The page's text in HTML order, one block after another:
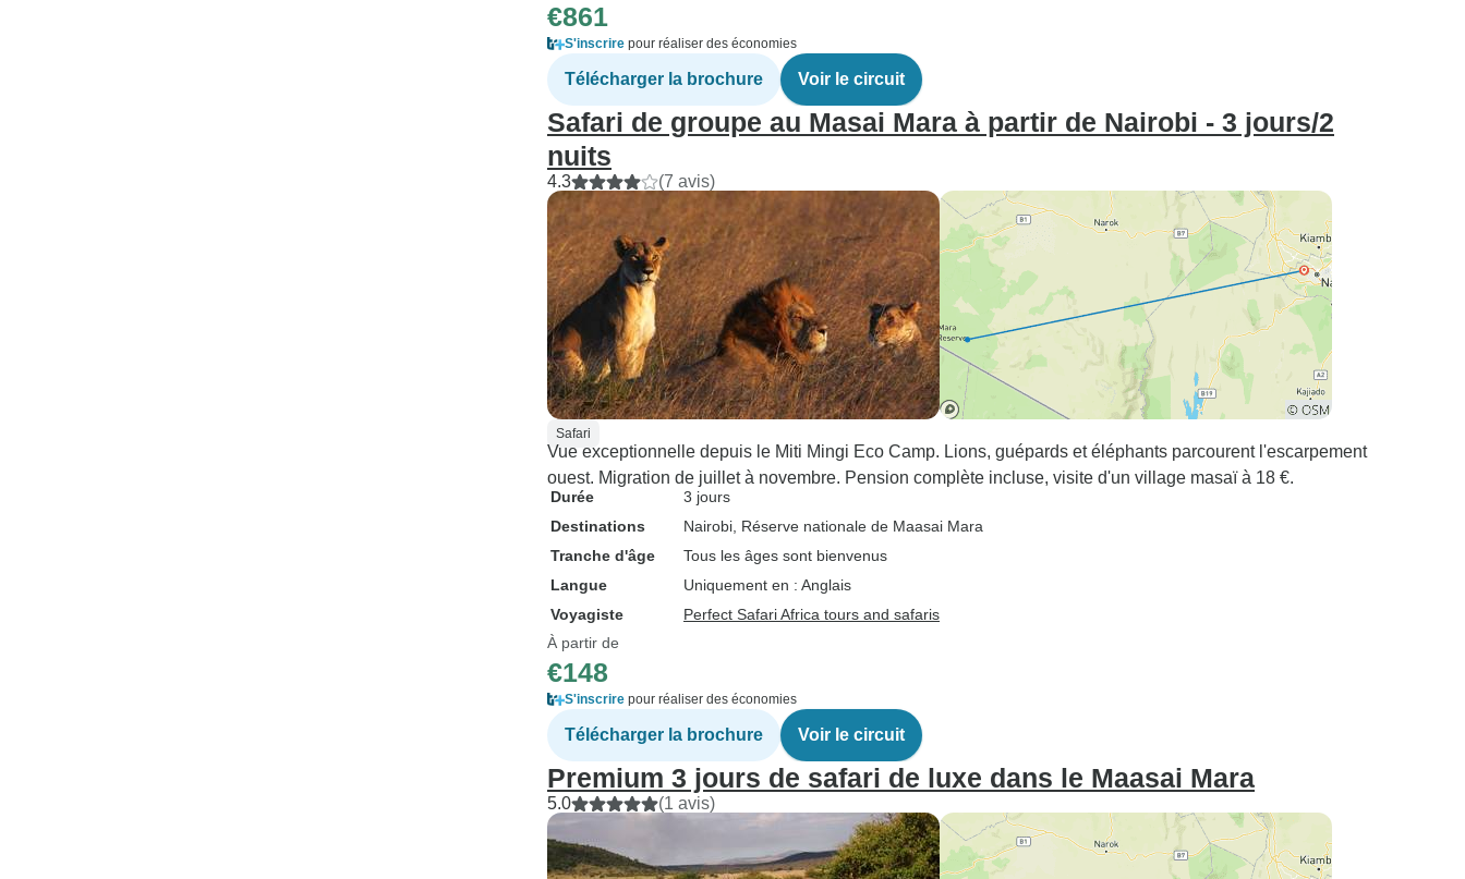
€861
S'inscrire pour réaliser des économies
Télécharger la brochure Voir le circuit
Safari de groupe au Masai Mara à partir de Nairobi - 3 jours/2
nuits
4.3 (7 avis)
Safari
Vue exceptionnelle depuis le Miti Mingi Eco Camp. Lions, guépards et éléphants parcourent l'escarpement
ouest. Migration de juillet à novembre. Pension complète incluse, visite d'un village masaï à 18 €.
Durée
3 jours
Destinations
Nairobi , Réserve nationale de Maasai Mara
Tranche d'âge
Tous les âges sont bienvenus
Langue
Uniquement en : Anglais
Voyagiste
Perfect Safari Africa tours and safaris
À partir de
€148
S'inscrire pour réaliser des économies
Télécharger la brochure Voir le circuit
Premium 3 jours de safari de luxe dans le Maasai Mara
5.0 (1 avis)